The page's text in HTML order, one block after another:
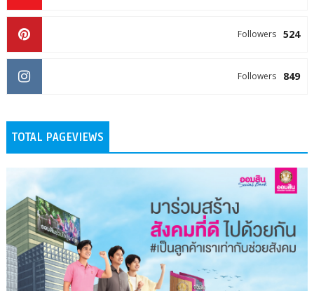
524
Followers
849
Followers
TOTAL PAGEVIEWS